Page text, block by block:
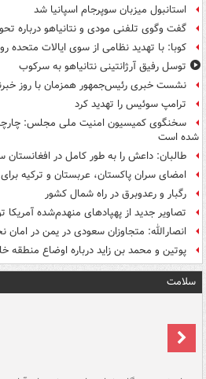
استانبول میزبان سوپرجام اسپانیا شد
گفت وگوی تلفنی مودی و نتانیاهو درباره
کوبا: با تهدید نظامی از سوی ایالات متحده
توسل رفیق آرژانتینی نتانیاهو به سرکوب
نشست خبری رئیس‌جمهور همزمان با روز
ترامپ سوئیس را تهدید کرد
سخنگوی کمیسیون امنیت ملی مجلس:
شده است
طالبان: داعش را به طور کامل در افغانستان
امضای سران پاکستان، عربستان و ترکیه
رگبار و رعدوبرق در راه شمال کشور
تصاویر جدید از پهپادهای منهدم‌شده
انصارالله: متجاوزان سعودی در یمن در امان
پوتین و محمد بن زاید درباره اوضاع منطقه
سلامت